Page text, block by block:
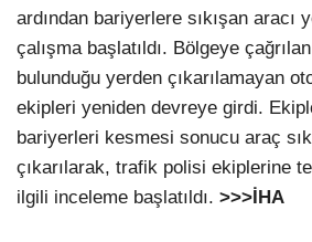
ardından bariyerlere sıkışan aracı
çalışma başlatıldı. Bölgeye
bulunduğu yerden çıkarılamayan
ekipleri yeniden devreye girdi.
bariyerleri kesmesi sonucu araç
çıkarılarak, trafik polisi ekiplerine
ilgili inceleme başlatıldı. >>>İHA